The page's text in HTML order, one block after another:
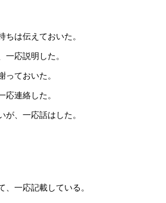
ちは伝えておいた。
一応説明した。
っておいた。
応連絡した。
が、一応話はした。
、一応記載している。